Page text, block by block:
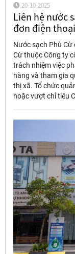
20-10-2025
Liên hệ nước
đơn điện
Nước sạch Phù
Cừ thuộc Công ty
trách nhiệm việc
hàng và tham gia
thị xã. Tổ chức
hoặc vượt chỉ tiêu